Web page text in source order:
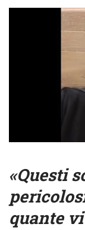
«Questi
quante